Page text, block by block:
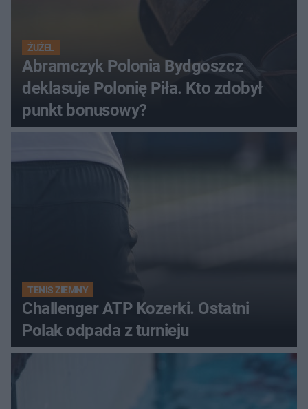
ŻUŻEL
Abramczyk Polonia Bydgoszcz
deklasuje Polonię Piła. Kto zdobył
punkt bonusowy?
TENIS ZIEMNY
Challenger ATP Kozerki. Ostatni
Polak odpada z turnieju